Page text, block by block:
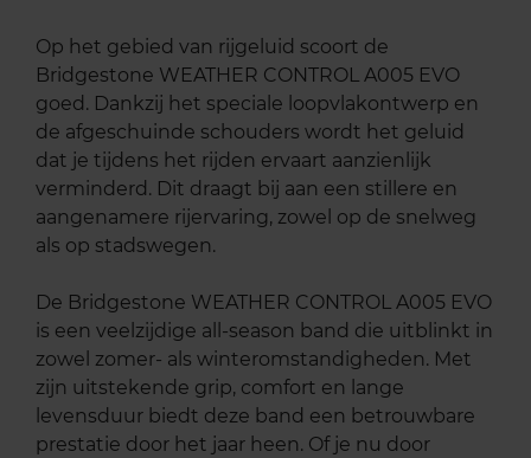
Op het gebied van rijgeluid scoort de
Bridgestone WEATHER CONTROL A005 EVO
goed. Dankzij het speciale loopvlakontwerp en
de afgeschuinde schouders wordt het geluid
dat je tijdens het rijden ervaart aanzienlijk
verminderd. Dit draagt bij aan een stillere en
aangenamere rijervaring, zowel op de snelweg
als op stadswegen.
De Bridgestone WEATHER CONTROL A005 EVO
is een veelzijdige all-season band die uitblinkt in
zowel zomer- als winteromstandigheden. Met
zijn uitstekende grip, comfort en lange
levensduur biedt deze band een betrouwbare
prestatie door het jaar heen. Of je nu door